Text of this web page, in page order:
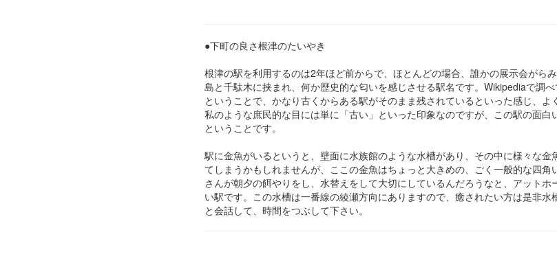
●下町の良さ根津のたいやき
根津の駅を利用するのは2年ほど前からで、ほとんどの場合、誰かの展示会がら
島と千駄木に挟まれ、何か歴史的な匂いを感じさせる駅名です。Wikipediaで調
ということで、かなり古くからある駅がそのまま残されているといった感じ、よ
私のような庶民的な目には単に「古い」といった印象なのですが、この駅の面白
ということです。
駅に金魚がいるというと、壁面に水族館のような水槽があり、その中に様々な
てしまうかもしれませんが、ここの金魚はちょっと大きめの、ごく一般的な四角
さんが朝夕の餌やりをし、水替えをして大切にしているんだろうなと、アットホ
い駅です。この水槽は一番線の綾瀬方向にありますので、癒されたい方は是非
と会話して、時間をつぶして下さい。